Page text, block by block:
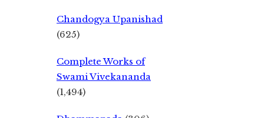
Chandogya Upanishad
(625)
Complete Works of
Swami Vivekananda
(1,494)